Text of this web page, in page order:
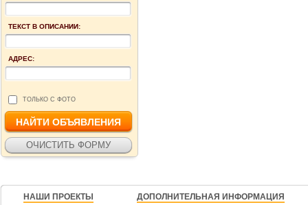
ТЕКСТ В ОПИСАНИИ:
АДРЕС:
ТОЛЬКО С ФОТО
НАШИ ПРОЕКТЫ
ДОПОЛНИТЕЛЬНАЯ ИНФОРМАЦИЯ